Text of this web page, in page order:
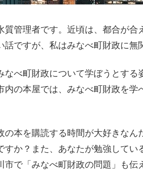
管理者です。近頃は、都合が合
ですが、私はみなべ町財政に無
なべ町財政について学ぼうとする
内の本屋では、みなべ町財政を学
本を購読する時間が大好きなん
すか？また、あなたが勉強して
で「みなべ町財政の問題」も伝